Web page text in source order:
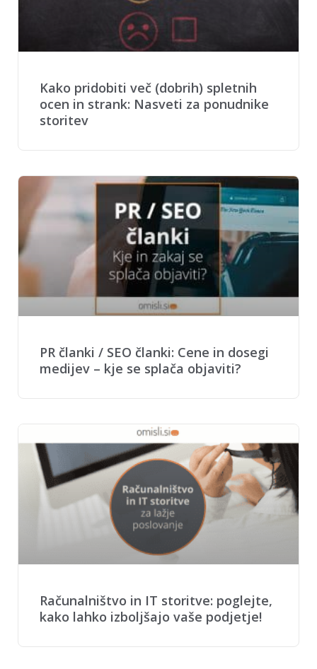
Kako pridobiti več (dobrih) spletnih
ocen in strank: Nasveti za ponudnike
storitev
PR članki / SEO članki: Cene in dosegi
medijev – kje se splača objaviti?
Računalništvo in IT storitve: poglejte,
kako lahko izboljšajo vaše podjetje!